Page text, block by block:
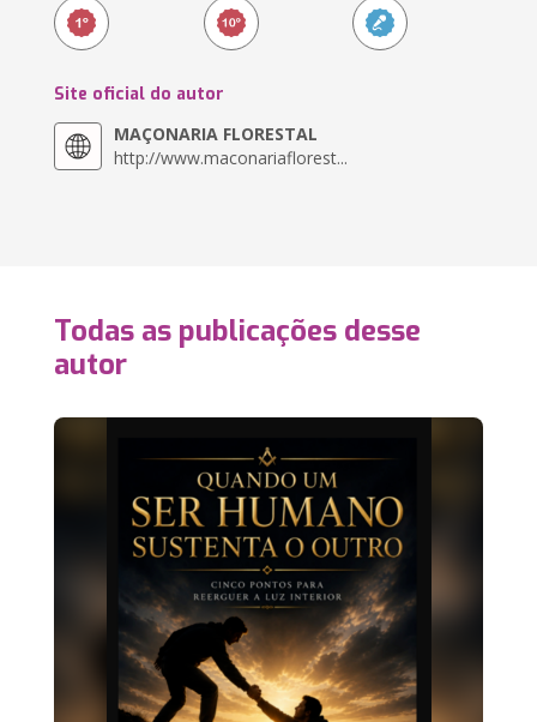
Site oficial do autor
MAÇONARIA FLORESTAL
http://www.maconariaflorest...
Todas as publicações desse
autor